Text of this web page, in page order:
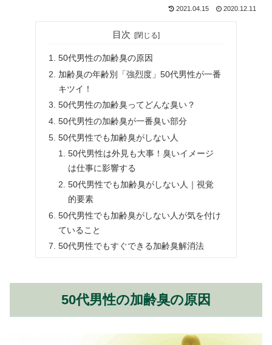
2021.04.15 2020.12.11
目次
50代男性の加齢臭の原因
加齢臭の年齢別「強烈度」50代男性が一番
キツイ！
50代男性の加齢臭ってどんな臭い？
50代男性の加齢臭が一番臭い部分
50代男性でも加齢臭がしない人
50代男性は外見も大事！臭いイメージ
は仕事に影響する
50代男性でも加齢臭がしない人｜視覚
的要素
50代男性でも加齢臭がしない人が気を付け
ていること
50代男性でもすぐできる加齢臭解消法
50代男性の加齢臭の原因